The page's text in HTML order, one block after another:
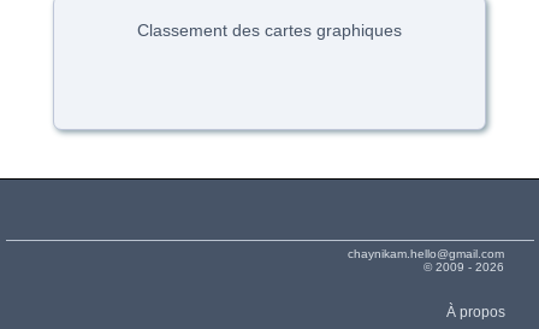
Classement des cartes graphiques
chaynikam.hello@gmail.com
© 2009 - 2026
À propos